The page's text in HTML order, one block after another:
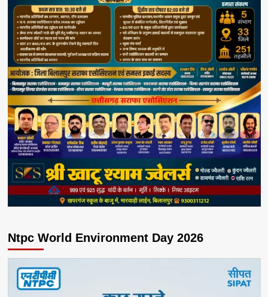
Ntpc World Environment Day 2026